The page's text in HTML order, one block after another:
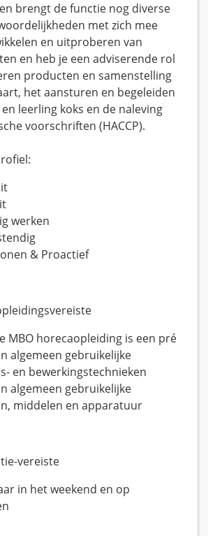
brengt de functie nog diverse
met zich mee
en uitproberen van
en heb je een adviserende rol
producten en samenstelling
het aansturen en begeleiden
leerling koks en de naleving
voorschriften (HACCP).
werken
& Proactief
MBO horecaopleiding is een pré
algemeen gebruikelijke
en bewerkingstechnieken
algemeen gebruikelijke
middelen en apparatuur
vereiste
in het weekend en op